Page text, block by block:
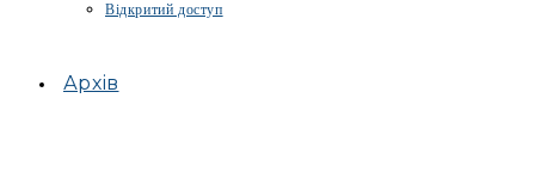
Відкритий доступ
Архів